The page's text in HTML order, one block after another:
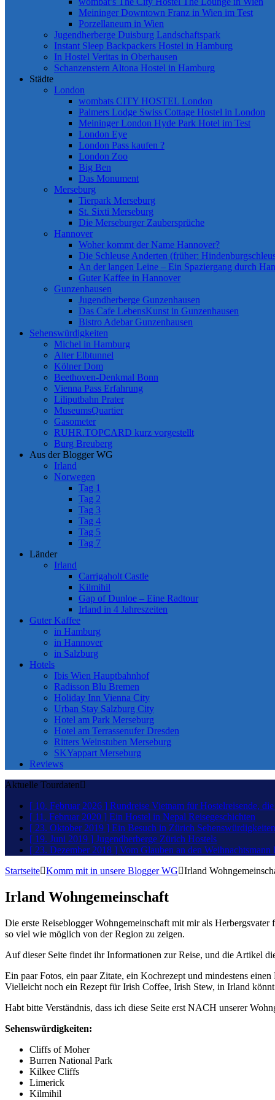
Meininger Downtown Franz in Wien im Test
Porzellaneum in Wien
Jugendherberge Duisburg Landschaftspark
Instant Sleep Backpackers Hostel in Hamburg
In Hostel Veritas in Oberhausen
Schanzenstern Altona Hostel in Hamburg
Städte
London
wombats CITY HOSTEL London
Palmers Lodge Swiss Cottage Hostel in London
Meininger London Hyde Park Hotel im Test
London Eye
London Pass kaufen ?
London Zoo
Big Ben
Das Monument
Merseburg
Tierpark Merseburg
St. Sixti Merseburg
Die Merseburger Zaubersprüche
Hannover
Woher kommt der Name Hannover?
Die Schleuse Anderten (früher:
An der langen Leine – Ein Spaziergang durch
Guter Kaffee in Hannover
Gunzenhausen
Jugendherberge Gunzenhausen
Das Cafe LebensKunst in Gunzenhausen
Bistro Adebar Gunzenhausen
Sehenswürdigkeiten
Michel in Hamburg
Alter Elbtunnel
Kölner Dom
Beethoven-Denkmal Bonn
Vienna Pass Erfahrung
Liliputbahn Prater
MuseumsQuartier
Gasometer
RUHR.TOPCARD kurz vorgestellt
Burg Breuberg
Aus der Blogger WG
Irland
Norwegen
Tag 1
Tag 2
Tag 3
Tag 4
Tag 5
Tag 7
Länder
Irland
Carrigaholt Castle
Kilmihil
Gap of Dunloe – Eine Radtour
Irland in 4 Jahreszeiten
Guter Kaffee
in Hamburg
in Hannover
in Salzburg
Hotels
Ibis Wien Hauptbahnhof
Radisson Blu Bremen
Holiday Inn Vienna City
Urban Stay Salzburg City
Hotel am Park Merseburg
Hotel am Terrassenufer Dresden
Ritters Weinstuben Merseburg
SKYappart Merseburg
Reviews
Aktuelle Tourdaten
[ 10. Februar 2026 ] Rundreise Vietnam für Hostelreisende,
[ 11. Februar 2020 ] Ein Hostel in Nepal Reisegeschichten
[ 23. Oktober 2019 ] Ein Besuch in Zürich Sehenswürdigkeiten
[ 19. Juni 2019 ] Jugendherberge Zürich Hostels
[ 23. Dezember 2018 ] Vom Glauben an den Weihnachtsmann
Startseite Komm mit in unsere Blogger WG Irland
Irland Wohngemeinschaft
Die erste Reiseblogger Wohngemeinschaft mit mir als
so viel wie möglich von der Region zu zeigen.
Auf dieser Seite findet ihr Informationen zur Reise, und die Artikel
Ein paar Fotos, ein paar Zitate, ein Kochrezept und mindestens
Vielleicht noch ein Rezept für Irish Coffee, Irish Stew, in Irland
Habt bitte Verständnis, dass ich diese Seite erst NACH unserer
Sehenswürdigkeiten:
Cliffs of Moher
Burren National Park
Kilkee Cliffs
Limerick
Kilmihil